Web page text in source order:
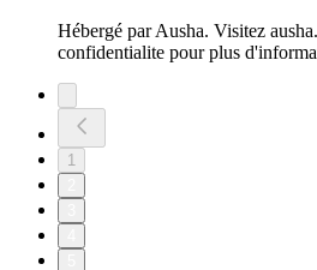
Hébergé par Ausha. Visitez
confidentialite pour plus
1